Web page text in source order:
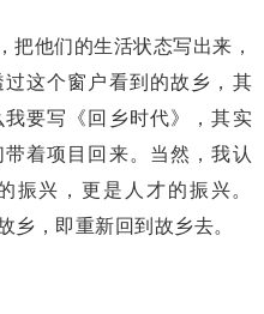
把他们的生活状态写出来，
这个窗户看到的故乡，其
要写《回乡时代》，其实
着项目回来。当然，我认
兴，更是人才的振兴。
乡，即重新回到故乡去。